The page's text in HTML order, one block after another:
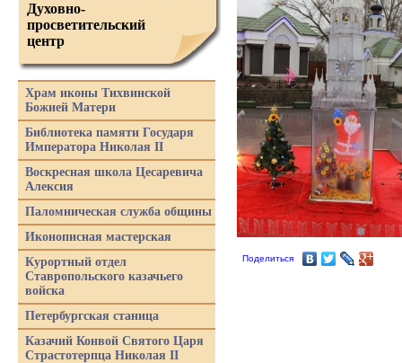
Поделиться
Духовно-
просветительский
центр
Храм иконы Тихвинской
Божией Матери
Библиотека памяти Государя
Императора Николая II
Воскресная школа Цесаревича
Алексия
Паломническая служба общины
Иконописная мастерская
Курортный отдел
Ставропольского казачьего
войска
Петербургская станица
Казачий Конвой Святого Царя
Страстотерпца Николая II